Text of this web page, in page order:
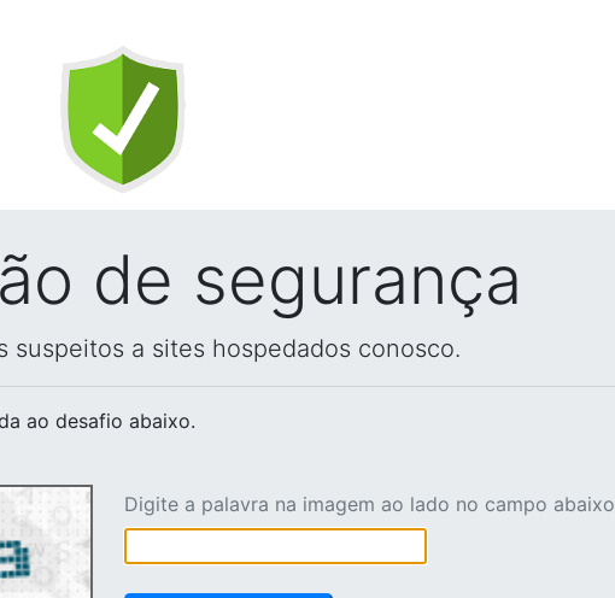
de segurança
suspeitos a sites hospedados conosco.
ao desafio abaixo.
Digite a palavra na imagem ao lado no campo abaixo